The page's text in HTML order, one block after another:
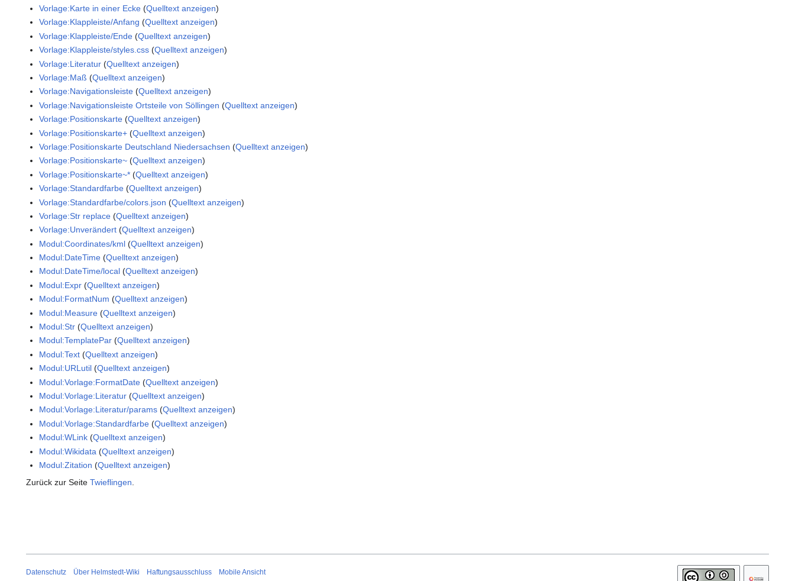
Vorlage:Karte in einer Ecke (Quelltext anzeigen)
Vorlage:Klappleiste/Anfang (Quelltext anzeigen)
Vorlage:Klappleiste/Ende (Quelltext anzeigen)
Vorlage:Klappleiste/styles.css (Quelltext anzeigen)
Vorlage:Literatur (Quelltext anzeigen)
Vorlage:Maß (Quelltext anzeigen)
Vorlage:Navigationsleiste (Quelltext anzeigen)
Vorlage:Navigationsleiste Ortsteile von Söllingen (Quelltext anzeigen)
Vorlage:Positionskarte (Quelltext anzeigen)
Vorlage:Positionskarte+ (Quelltext anzeigen)
Vorlage:Positionskarte Deutschland Niedersachsen (Quelltext anzeigen)
Vorlage:Positionskarte~ (Quelltext anzeigen)
Vorlage:Positionskarte~* (Quelltext anzeigen)
Vorlage:Standardfarbe (Quelltext anzeigen)
Vorlage:Standardfarbe/colors.json (Quelltext anzeigen)
Vorlage:Str replace (Quelltext anzeigen)
Vorlage:Unverändert (Quelltext anzeigen)
Modul:Coordinates/kml (Quelltext anzeigen)
Modul:DateTime (Quelltext anzeigen)
Modul:DateTime/local (Quelltext anzeigen)
Modul:Expr (Quelltext anzeigen)
Modul:FormatNum (Quelltext anzeigen)
Modul:Measure (Quelltext anzeigen)
Modul:Str (Quelltext anzeigen)
Modul:TemplatePar (Quelltext anzeigen)
Modul:Text (Quelltext anzeigen)
Modul:URLutil (Quelltext anzeigen)
Modul:Vorlage:FormatDate (Quelltext anzeigen)
Modul:Vorlage:Literatur (Quelltext anzeigen)
Modul:Vorlage:Literatur/params (Quelltext anzeigen)
Modul:Vorlage:Standardfarbe (Quelltext anzeigen)
Modul:WLink (Quelltext anzeigen)
Modul:Wikidata (Quelltext anzeigen)
Modul:Zitation (Quelltext anzeigen)
Zurück zur Seite Twieflingen
Datenschutz Über Helmstedt-Wiki Haftungsausschluss Mobile Ansicht